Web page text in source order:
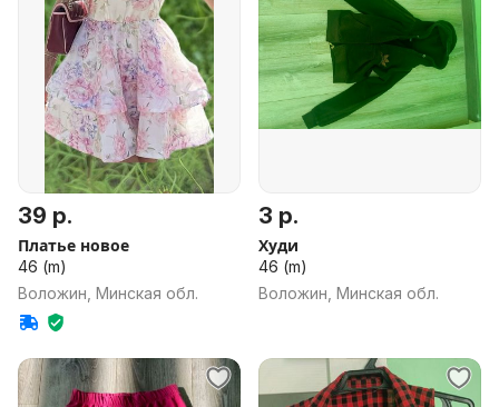
39 р.
Платье новое
46 (m)
Воложин, Минская обл.
3 р.
Худи
46 (m)
Воложин, Минская обл.